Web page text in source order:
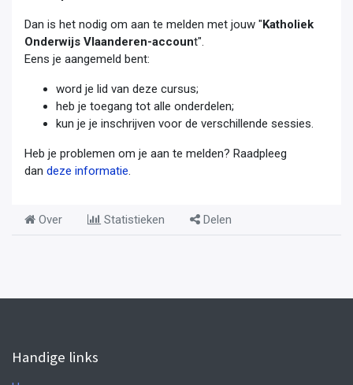
Dan is het nodig om aan te melden met jouw "Katholiek
Onderwijs Vlaanderen-account".
Eens je aangemeld bent:
word je lid van deze cursus;
heb je toegang tot alle onderdelen;
kun je je inschrijven voor de verschillende sessies.
Heb je problemen om je aan te melden? Raadpleeg
dan deze informatie
Over Statistieken Delen
Handige links